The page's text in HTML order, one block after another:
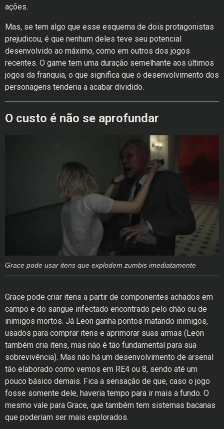
ações.
Mas, se tem algo que esse esquema de dois protagonistas
prejudicou, é que nenhum deles teve seu potencial
desenvolvido ao máximo, como em outros dos jogos
recentes. O game tem uma duração semelhante aos últimos
jogos da franquia, o que significa que o desenvolvimento dos
personagens tenderia a acabar dividido.
O custo é não se aprofundar
Grace pode usar itens que explodem zumbis imediatamente
Grace pode criar itens a partir de componentes achados em
campo e do sangue infectado encontrado pelo chão ou de
inimigos mortos. Já Leon ganha pontos matando inimigos,
usados para comprar itens e aprimorar suas armas (Leon
também cria itens, mas não é tão fundamental para sua
sobrevivência). Mas não há um desenvolvimento de arsenal
tão elaborado como vemos em RE4 ou 8, sendo até um
pouco básico demais. Fica a sensação de que, caso o jogo
fosse somente dele, haveria tempo para ir mais a fundo. O
mesmo vale para Grace, que também tem sistemas bacanas
que poderiam ser mais explorados.